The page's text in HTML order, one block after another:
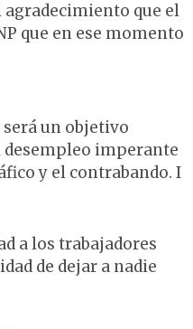
agradecimiento que el
que en ese momento
un objetivo
imperante
y el contrabando. I
a los trabajadores
de dejar a nadie